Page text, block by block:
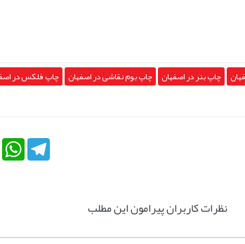
چاپ بنر در اصفهان چاپ بوم نقاشی در اصفهان چاپ فلکس در
Telegram
نظرات کاربران پیرامون این مطلب